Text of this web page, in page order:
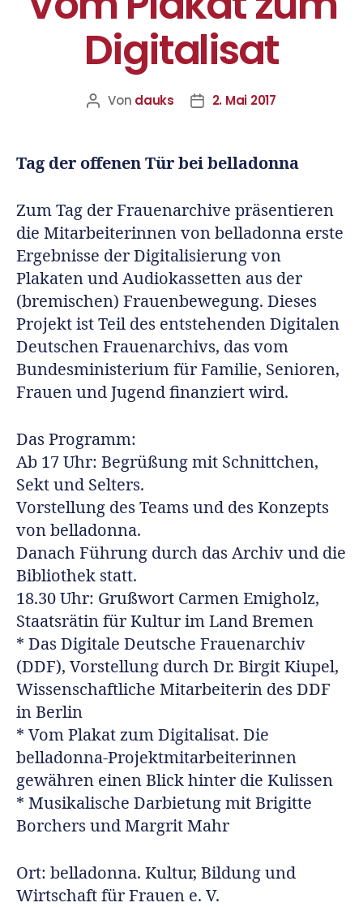
Digitalisat
Von dauks 2. Mai 2017
Tag der offenen Tür bei belladonna
Zum Tag der Frauenarchive präsentieren
die Mitarbeiterinnen von belladonna erste
Ergebnisse der Digitalisierung von
Plakaten und Audiokassetten aus der
(bremischen) Frauenbewegung. Dieses
Projekt ist Teil des entstehenden Digitalen
Deutschen Frauenarchivs, das vom
Bundesministerium für Familie, Senioren,
Frauen und Jugend finanziert wird.
Das Programm:
Ab 17 Uhr: Begrüßung mit Schnittchen,
Sekt und Selters.
Vorstellung des Teams und des Konzepts
von belladonna.
Danach Führung durch das Archiv und die
Bibliothek statt.
18.30 Uhr: Grußwort Carmen Emigholz,
Staatsrätin für Kultur im Land Bremen
* Das Digitale Deutsche Frauenarchiv
(DDF), Vorstellung durch Dr. Birgit Kiupel,
Wissenschaftliche Mitarbeiterin des DDF
in Berlin
* Vom Plakat zum Digitalisat. Die
belladonna-Projektmitarbeiterinnen
gewähren einen Blick hinter die Kulissen
* Musikalische Darbietung mit Brigitte
Borchers und Margrit Mahr
Ort: belladonna. Kultur, Bildung und
Wirtschaft für Frauen e. V.